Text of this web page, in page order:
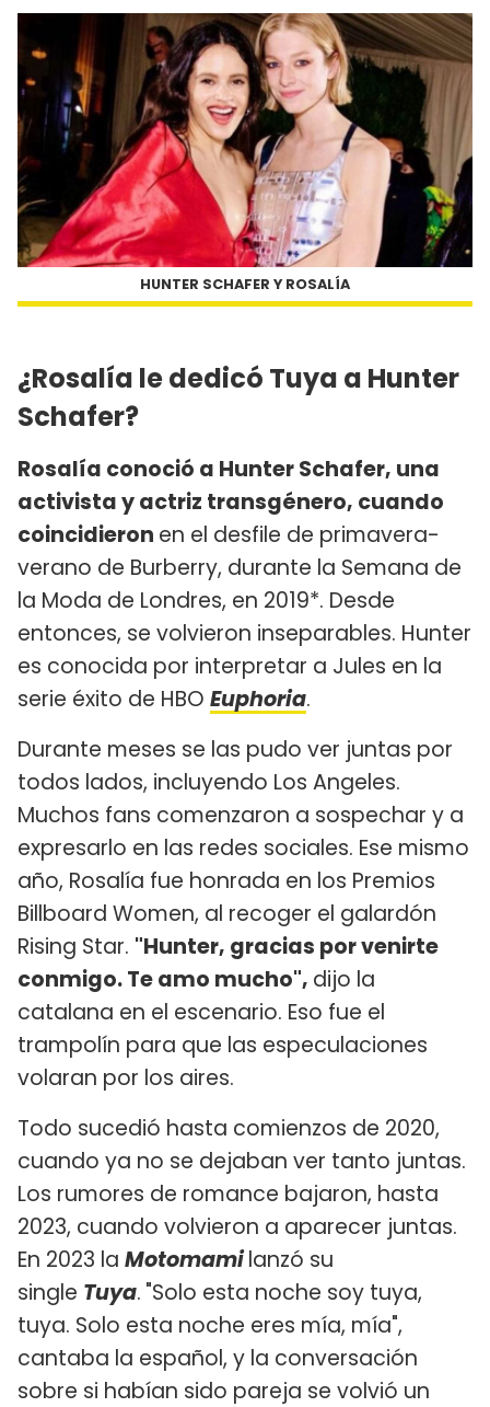
HUNTER SCHAFER Y ROSALÍA
¿Rosalía le dedicó Tuya a Hunter
Schafer?
Rosalía conoció a Hunter Schafer, una
activista y actriz transgénero, cuando
coincidieron en el desfile de primavera-
verano de Burberry, durante la Semana de
la Moda de Londres, en 2019*. Desde
entonces, se volvieron inseparables. Hunter
es conocida por interpretar a Jules en la
serie éxito de HBO Euphoria.
Durante meses se las pudo ver juntas por
todos lados, incluyendo Los Angeles.
Muchos fans comenzaron a sospechar y a
expresarlo en las redes sociales. Ese mismo
año, Rosalía fue honrada en los Premios
Billboard Women, al recoger el galardón
Rising Star. "Hunter, gracias por venirte
conmigo. Te amo mucho", dijo la
catalana en el escenario. Eso fue el
trampolín para que las especulaciones
volaran por los aires.
Todo sucedió hasta comienzos de 2020,
cuando ya no se dejaban ver tanto juntas.
Los rumores de romance bajaron, hasta
2023, cuando volvieron a aparecer juntas.
En 2023 la Motomamilanzó su
single Tuya. "Solo esta noche soy tuya,
tuya. Solo esta noche eres mía, mía",
cantaba la español, y la conversación
sobre si habían sido pareja se volvió un